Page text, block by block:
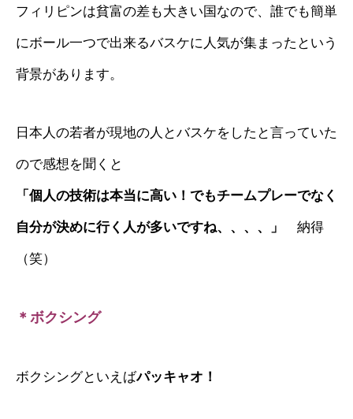
フィリピンは貧富の差も大きい国なので、誰でも簡単
にボール一つで出来るバスケに人気が集まったという
背景があります。
日本人の若者が現地の人とバスケをしたと言っていた
ので感想を聞くと
「個人の技術は本当に高い！でもチームプレーでなく
自分が決めに行く人が多いですね、、、、」 納得
（笑）
＊ボクシング
ボクシングといえばパッキャオ！